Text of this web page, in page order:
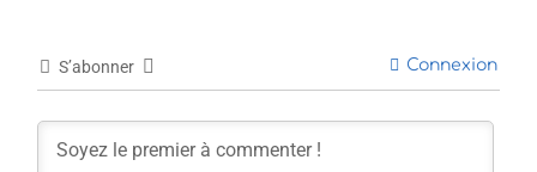
S’abonner Connexion